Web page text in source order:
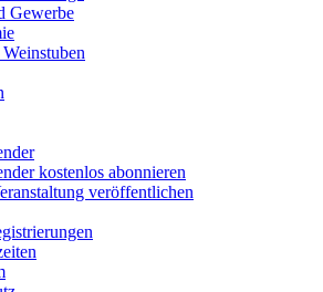
Gewerbe
kostenlos abonnieren
veröffentlichen